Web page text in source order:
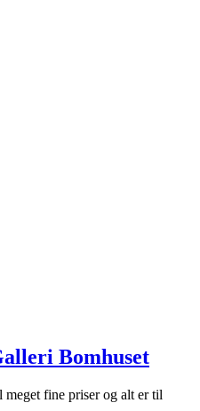
Bomhuset
fine priser og alt er til